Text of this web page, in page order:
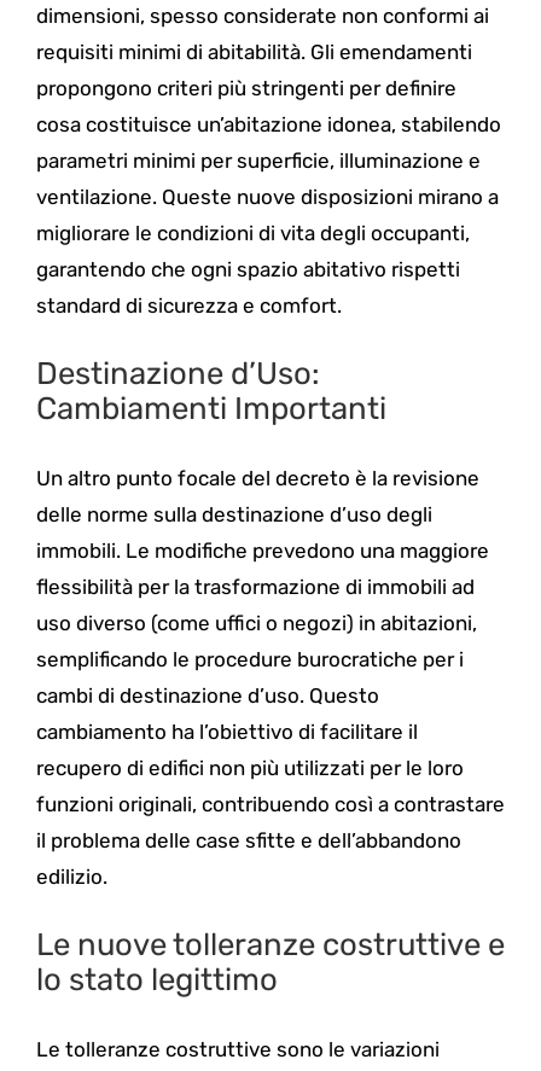
dimensioni, spesso considerate non conformi ai
requisiti minimi di abitabilità. Gli emendamenti
propongono criteri più stringenti per definire
cosa costituisce un’abitazione idonea, stabilendo
parametri minimi per superficie, illuminazione e
ventilazione. Queste nuove disposizioni mirano a
migliorare le condizioni di vita degli occupanti,
garantendo che ogni spazio abitativo rispetti
standard di sicurezza e comfort.
Destinazione d’Uso:
Cambiamenti Importanti
Un altro punto focale del decreto è la revisione
delle norme sulla destinazione d’uso degli
immobili. Le modifiche prevedono una maggiore
flessibilità per la trasformazione di immobili ad
uso diverso (come uffici o negozi) in abitazioni,
semplificando le procedure burocratiche per i
cambi di destinazione d’uso. Questo
cambiamento ha l’obiettivo di facilitare il
recupero di edifici non più utilizzati per le loro
funzioni originali, contribuendo così a contrastare
il problema delle case sfitte e dell’abbandono
edilizio.
Le nuove tolleranze costruttive e
lo stato legittimo
Le tolleranze costruttive sono le variazioni